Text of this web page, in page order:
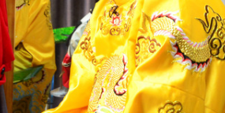
làm
thực tế
như tăng
công
chế
Việc sử dụng hiệu
sách tài khóa
nghĩa hỗ trợ ngắn
đóng vai trò tạo
tăng trưởng bền